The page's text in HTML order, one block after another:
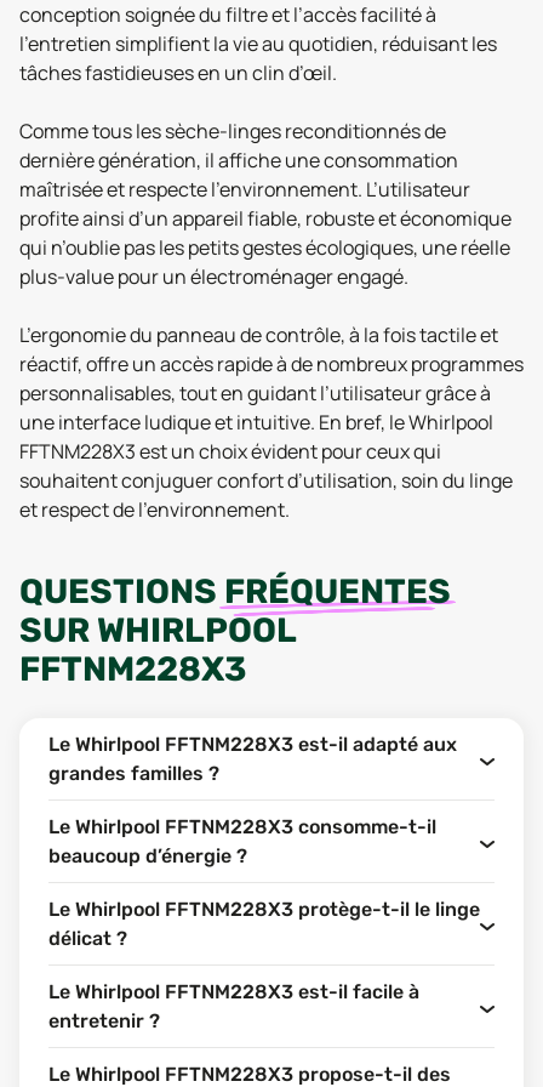
conception soignée du filtre et l’accès facilité à
l’entretien simplifient la vie au quotidien, réduisant les
tâches fastidieuses en un clin d’œil.
Comme tous les sèche-linges reconditionnés de
dernière génération, il affiche une consommation
maîtrisée et respecte l’environnement. L’utilisateur
profite ainsi d’un appareil fiable, robuste et économique
qui n’oublie pas les petits gestes écologiques, une réelle
plus-value pour un électroménager engagé.
L’ergonomie du panneau de contrôle, à la fois tactile et
réactif, offre un accès rapide à de nombreux programmes
personnalisables, tout en guidant l’utilisateur grâce à
une interface ludique et intuitive. En bref, le Whirlpool
FFTNM228X3 est un choix évident pour ceux qui
souhaitent conjuguer confort d’utilisation, soin du linge
et respect de l’environnement.
QUESTIONS FRÉQUENTES
SUR WHIRLPOOL
FFTNM228X3
Le Whirlpool FFTNM228X3 est-il adapté aux
grandes familles ?
Le Whirlpool FFTNM228X3 consomme-t-il
beaucoup d’énergie ?
Le Whirlpool FFTNM228X3 protège-t-il le linge
délicat ?
Le Whirlpool FFTNM228X3 est-il facile à
entretenir ?
Le Whirlpool FFTNM228X3 propose-t-il des